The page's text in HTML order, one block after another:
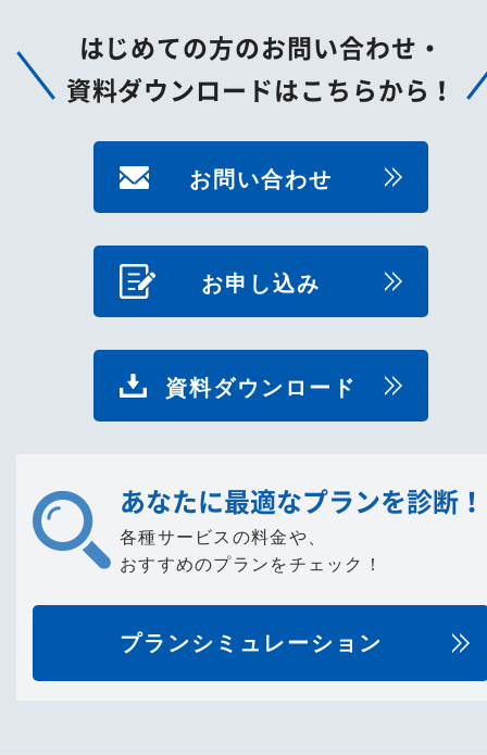
はじめての方のお問い合わせ・
資料ダウンロードはこちらから！
お問い合わせ
お申し込み
資料ダウンロード
あなたに最適なプランを診断！
各種サービスの料金や、
おすすめのプランをチェック！
プランシミュレーション